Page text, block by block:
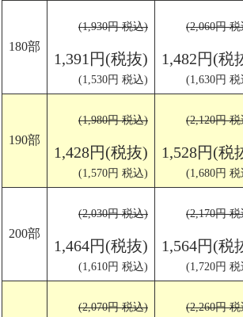
180部
(1,930円 税込)
1,391円(税抜)
(1,530円 税込)
(2,060円
1,482円(税
(1,630円
190部
(1,980円 税込)
1,428円(税抜)
(1,570円 税込)
(2,120円
1,528円(税
(1,680円
200部
(2,030円 税込)
1,464円(税抜)
(1,610円 税込)
(2,170円
1,564円(税
(1,720円
(2,070円 税込) (2,260円